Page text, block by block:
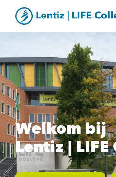
Welkom bij
Lentiz |